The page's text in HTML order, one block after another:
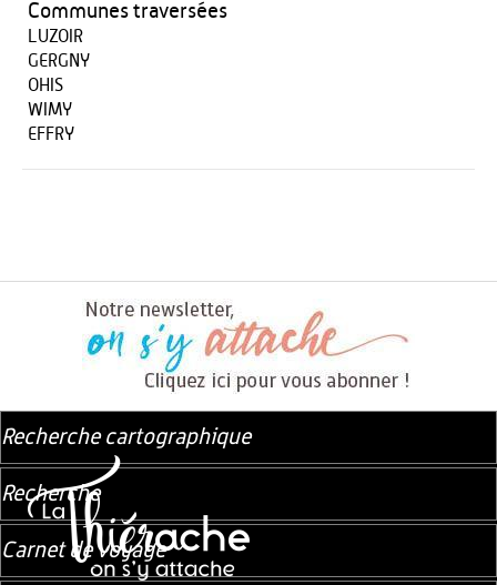
Communes traversées
LUZOIR
GERGNY
OHIS
WIMY
EFFRY
Recherche cartographique
Recherche
Carnet de voyage